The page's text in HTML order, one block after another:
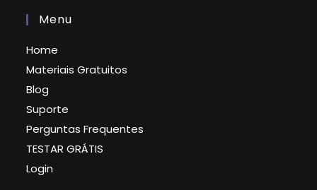
Menu
Home
Materiais Gratuitos
Blog
Suporte
Perguntas Frequentes
TESTAR GRÁTIS
Login